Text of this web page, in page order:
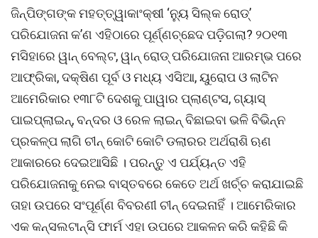
ଜିନ୍ପିଙ୍ଗଙ୍କ ମହତ୍ତ୍ୱାକାଂକ୍ଷୀ ‘ନ୍ୟୁ ସିଲ୍କ ରୋଡ୍’
ପରିଯୋଜନା କ’ଣ ଏହିଠାରେ ପୂର୍ଣ୍ଣଚ୍ଛେଦ ପଡ଼ିଗଲା? ୨୦୧୩
ମସିହାରେ ୱାନ୍ ବେଲ୍ଟ, ୱାନ୍ ରୋଡ୍ ପରିଯୋଜନା ଆରମ୍ଭ ପରେ
ଆଫ୍ରିକା, ଦକ୍ଷିଣ ପୂର୍ବ ଓ ମଧ୍ୟ ଏସିଆ, ୟୁରୋପ ଓ ଲାଟିନ
ଆମେରିକାର ୧୩୮ଟି ଦେଶକୁ ପାୱାର ପ୍ଲାଣ୍ଟସ, ଗ୍ୟାସ୍
ପାଇପ୍ଲାଇନ୍, ବନ୍ଦର ଓ ରେଳ ଲାଇନ୍ ବିଛାଇବା ଭଳି ବିଭିନ୍ନ
ପ୍ରକଳ୍ପ ଲାଗି ଚୀନ୍ କୋଟି କୋଟି ଡଲାରର ଅର୍ଥରାଶି ଋଣ
ଆକାରରେ ଦେଇଆସିଛି । ପରନ୍ତୁ ଏ ପର୍ଯ୍ୟନ୍ତ ଏହି
ପରିଯୋଜନାକୁ ନେଇ ବାସ୍ତବରେ କେତେ ଅର୍ଥ ଖର୍ଚ୍ଚ କରାଯାଇଛି
ତାହା ଉପରେ ସଂପୂର୍ଣ୍ଣ ବିବରଣୀ ଚୀନ୍ ଦେଇନାହିଁ । ଆମେରିକାର
ଏକ କନ୍ସଲଟାନ୍ସି ଫାର୍ମ ଏହା ଉପରେ ଆକଳନ କରି କହିଛି କି